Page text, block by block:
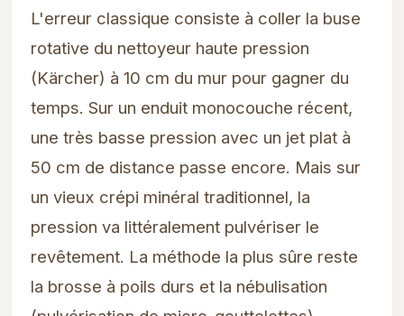
L'erreur classique consiste à coller la buse
rotative du nettoyeur haute pression
(Kärcher) à 10 cm du mur pour gagner du
temps. Sur un enduit monocouche récent,
une très basse pression avec un jet plat à
50 cm de distance passe encore. Mais sur
un vieux crépi minéral traditionnel, la
pression va littéralement pulvériser le
revêtement. La méthode la plus sûre reste
la brosse à poils durs et la nébulisation